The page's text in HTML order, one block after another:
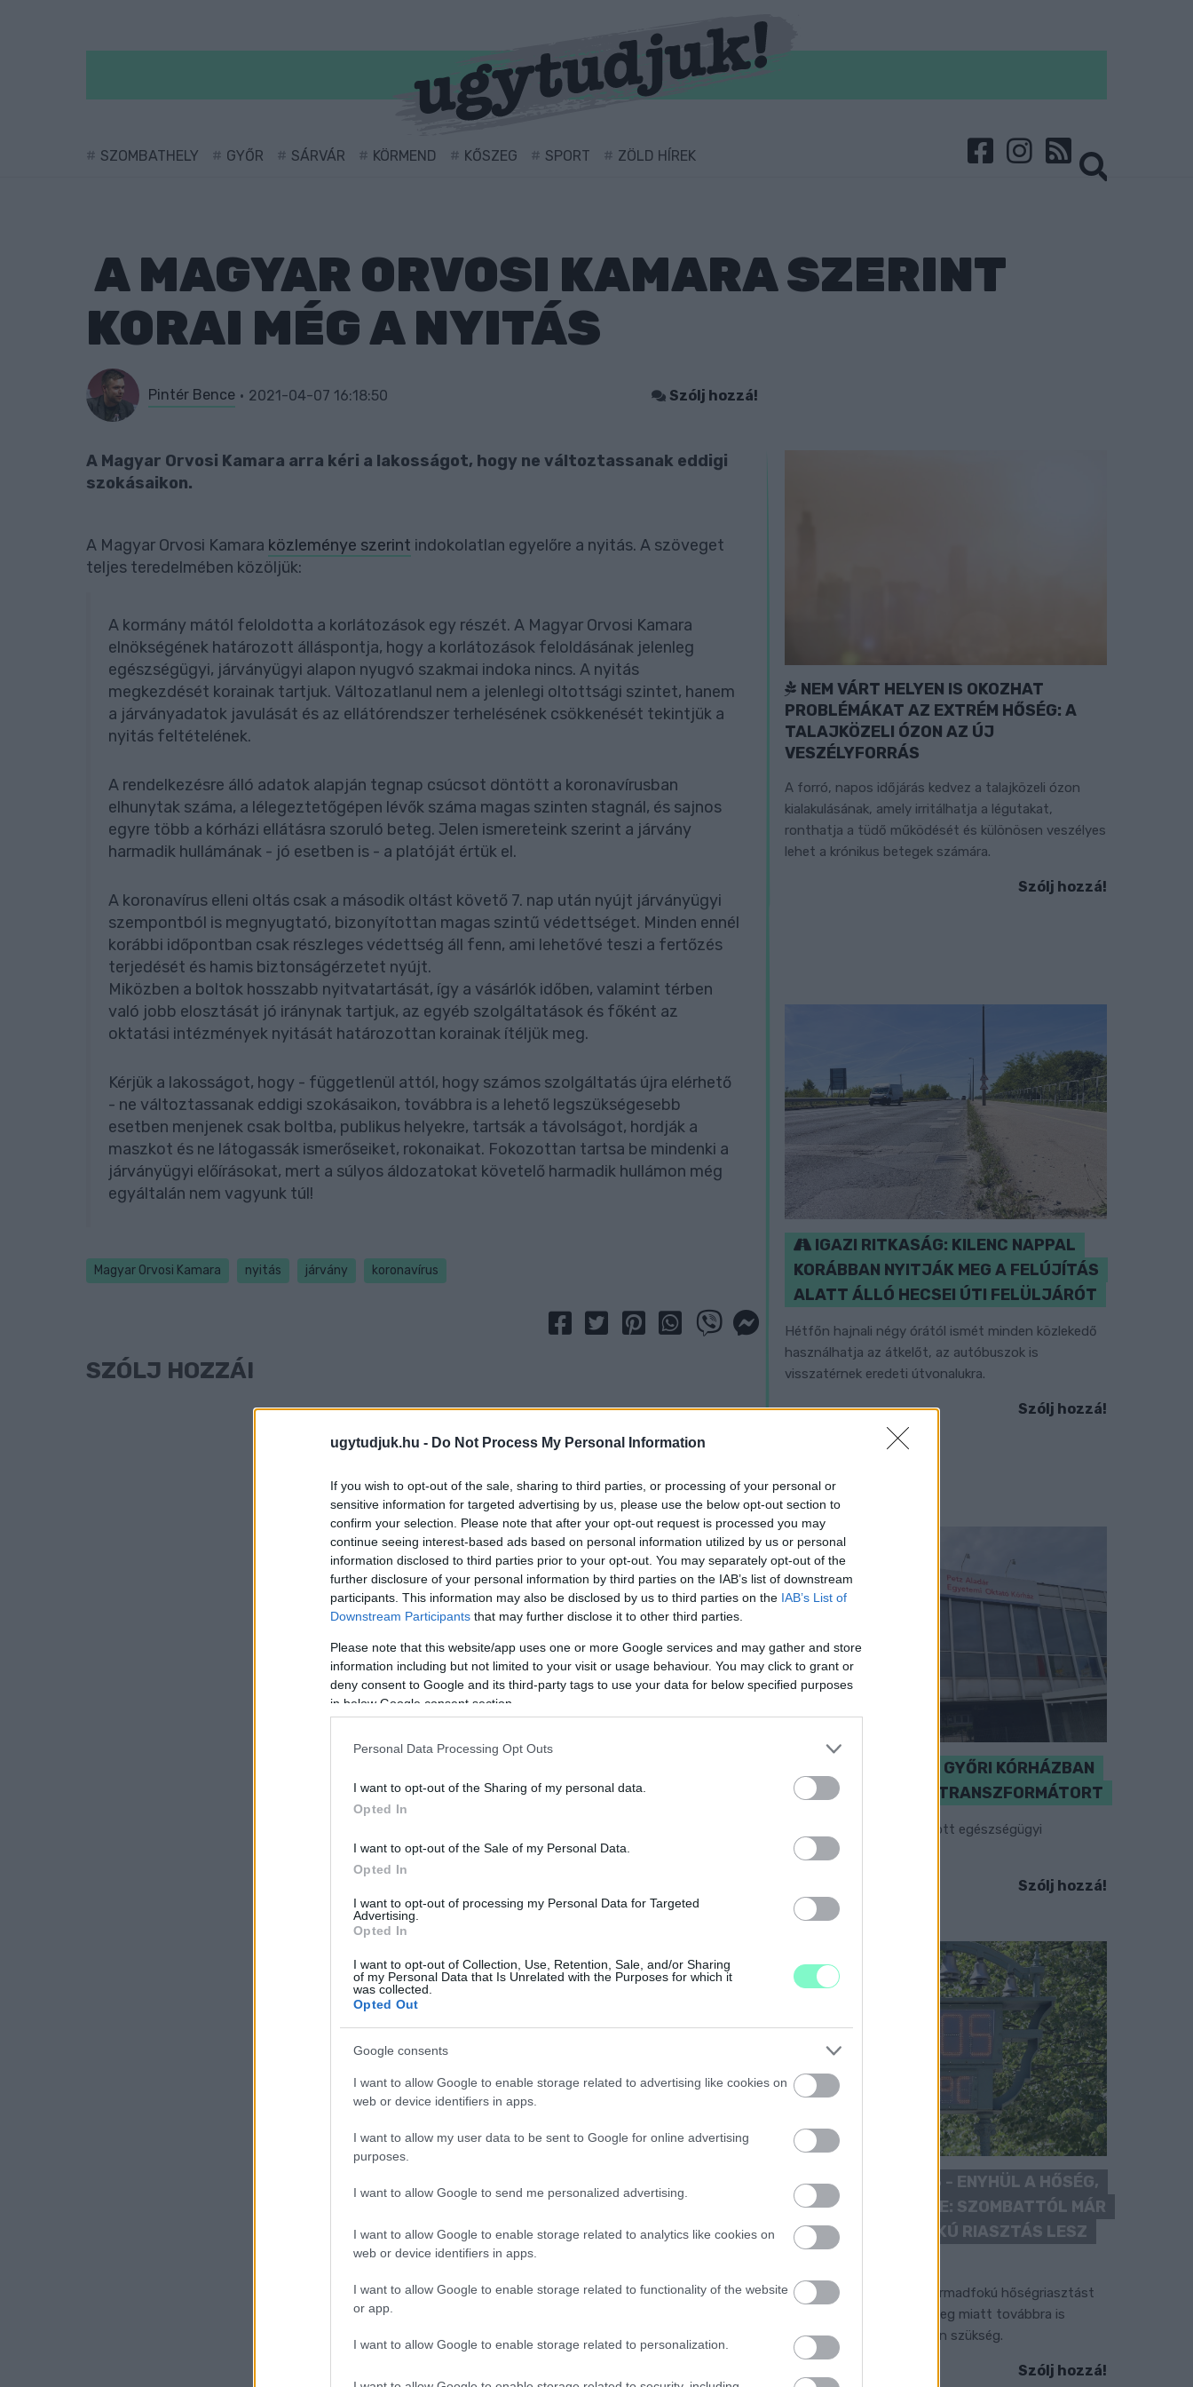
ugytudjuk.hu - Do Not Process My Personal Information
If you wish to opt-out of the sale, sharing to third parties, or processing of your personal or
sensitive information for targeted advertising by us, please use the below opt-out section to
confirm your selection. Please note that after your opt-out request is processed you may
continue seeing interest-based ads based on personal information utilized by us or personal
information disclosed to third parties prior to your opt-out. You may separately opt-out of the
further disclosure of your personal information by third parties on the IAB’s list of downstream
participants. This information may also be disclosed by us to third parties on the IAB’s List of
Downstream Participants that may further disclose it to other third parties.
Please note that this website/app uses one or more Google services and may gather and store
information including but not limited to your visit or usage behaviour. You may click to grant or
deny consent to Google and its third-party tags to use your data for below specified purposes
in below Google consent section.
Personal Data Processing Opt Outs
I want to opt-out of the Sharing of my personal data.
Opted In
I want to opt-out of the Sale of my Personal Data.
Opted In
I want to opt-out of processing my Personal Data for Targeted
Advertising.
Opted In
I want to opt-out of Collection, Use, Retention, Sale, and/or Sharing
of my Personal Data that Is Unrelated with the Purposes for which it
was collected.
Opted Out
Google consents
I want to allow Google to enable storage related to advertising like cookies on
web or device identifiers in apps.
I want to allow my user data to be sent to Google for online advertising
purposes.
I want to allow Google to send me personalized advertising.
I want to allow Google to enable storage related to analytics like cookies on
web or device identifiers in apps.
I want to allow Google to enable storage related to functionality of the website
or app.
I want to allow Google to enable storage related to personalization.
SZOMBATHELY GYŐR SÁRVÁR KÖRMEND KŐSZEG SPORT ZÖLD HÍREK
A MAGYAR ORVOSI KAMARA SZERINT
KORAI MÉG A NYITÁS
Pintér Bence 2021-04-07 16:18:50 Szólj hozzá!
A Magyar Orvosi Kamara arra kéri a lakosságot, hogy ne változtassanak eddigi
szokásaikon.
A Magyar Orvosi Kamara közleménye szerint indokolatlan egyelőre a nyitás. A szöveget
teljes teredelmében közöljük:
A kormány mától feloldotta a korlátozások egy részét. A Magyar Orvosi Kamara
elnökségének határozott álláspontja, hogy a korlátozások feloldásának jelenleg
egészségügyi, járványügyi alapon nyugvó szakmai indoka nincs. A nyitás
megkezdését korainak tartjuk. Változatlanul nem a jelenlegi oltottsági szintet, hanem
a járványadatok javulását és az ellátórendszer terhelésének csökkenését tekintjük a
nyitás feltételének.
A rendelkezésre álló adatok alapján tegnap csúcsot döntött a koronavírusban
elhunytak száma, a lélegeztetőgépen lévők száma magas szinten stagnál, és sajnos
egyre több a kórházi ellátásra szoruló beteg. Jelen ismereteink szerint a járvány
harmadik hullámának - jó esetben is - a platóját értük el.
A koronavírus elleni oltás csak a második oltást követő 7. nap után nyújt járványügyi
szempontból is megnyugtató, bizonyítottan magas szintű védettséget. Minden ennél
korábbi időpontban csak részleges védettség áll fenn, ami lehetővé teszi a fertőzés
terjedését és hamis biztonságérzetet nyújt.
Miközben a boltok hosszabb nyitvatartását, így a vásárlók időben, valamint térben
való jobb elosztását jó iránynak tartjuk, az egyéb szolgáltatások és főként az
oktatási intézmények nyitását határozottan korainak ítéljük meg.
Kérjük a lakosságot, hogy - függetlenül attól, hogy számos szolgáltatás újra elérhető
- ne változtassanak eddigi szokásaikon, továbbra is a lehető legszükségesebb
esetben menjenek csak boltba, publikus helyekre, tartsák a távolságot, hordják a
maszkot és ne látogassák ismerőseiket, rokonaikat. Fokozottan tartsa be mindenki a
járványügyi előírásokat, mert a súlyos áldozatokat követelő harmadik hullámon még
egyáltalán nem vagyunk túl!
Magyar Orvosi Kamara nyitás járvány koronavírus
SZÓLJ HOZZÁ!
NEM VÁRT HELYEN IS OKOZHAT
PROBLÉMÁKAT AZ EXTRÉM HŐSÉG: A
TALAJKÖZELI ÓZON AZ ÚJ
VESZÉLYFORRÁS
A forró, napos időjárás kedvez a talajközeli ózon
kialakulásának, amely irritálhatja a légutakat,
ronthatja a tüdő működését és különösen veszélyes
lehet a krónikus betegek számára.
Szólj hozzá!
IGAZI RITKASÁG: KILENC NAPPAL
KORÁBBAN NYITJÁK MEG A FELÚJÍTÁS
ALATT ÁLLÓ HECSEI ÚTI FELÜLJÁRÓT
Hétfőn hajnali négy órától ismét minden közlekedő
használhatja az átkelőt, az autóbuszok is
visszatérnek eredeti útvonalukra.
Szólj hozzá!
KICSERÉLTÉK A GYŐRI KÓRHÁZBAN
MEGHIBÁSODOTT TRANSZFORMÁTORT
Megkezdték az elhalasztott egészségügyi
ellátásokat.
Szólj hozzá!
KÁNIKULA 2026 - ENYHÜL A HŐSÉG,
DE MÉG NINCS VÉGE: SZOMBATTÓL MÁR
“CSAK” MÁSODFOKÚ RIASZTÁS LESZ
A július vége óta tartó harmadfokú hőségriasztást
mérséklik, de a tartós meleg miatt továbbra is
fokozott óvatosságra van szükség.
Szólj hozzá!